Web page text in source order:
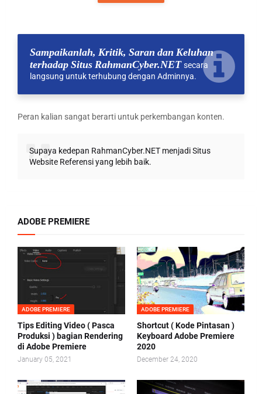
Sampaikanlah, Kritik, Saran dan Keluhan
terhadap Situs RahmanCyber.NETsecara
langsung untuk terhubung dengan Adminnya.
Peran kalian sangat berarti untuk perkembangan konten.
Supaya kedepan RahmanCyber.NET menjadi Situs
Website Referensi yang lebih baik.
ADOBE PREMIERE
ADOBE PREMIERE
Tips Editing Video ( Pasca
Produksi ) bagian Rendering
di Adobe Premiere
January 05, 2021
ADOBE PREMIERE
Shortcut ( Kode Pintasan )
Keyboard Adobe Premiere
2020
December 24, 2020